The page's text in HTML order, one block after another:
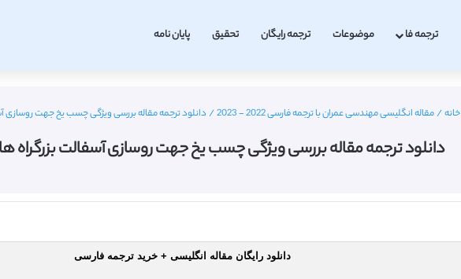
ترجمه فا موضوعات ترجمه رایگان تحقیق پایان نامه
خانه/مقاله انگلیسی مهندسی عمران با ترجمه فارسی 2022 - 2023 /دانلود ترجمه مقاله بررسی ویژگی چسب یخ جهت روسازی
دانلود ترجمه مقاله بررسی ویژگی چسب یخ جهت روسازی آسفالت بزرگراه ها
دانلود رایگان مقاله انگلیسی + خرید ترجمه فارسی